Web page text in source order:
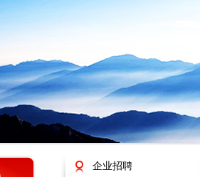
企业招聘